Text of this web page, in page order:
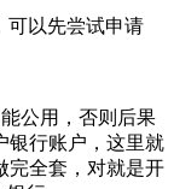
可以先尝试申请
公用，否则后果
银行账户，这里就
完全套，对就是开